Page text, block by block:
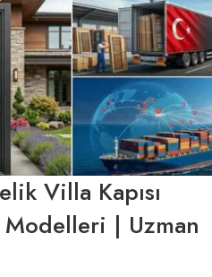
Villa Kapısı
Modelleri | Uzman